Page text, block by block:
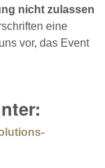
nicht zulassen
eine
vor, das Event